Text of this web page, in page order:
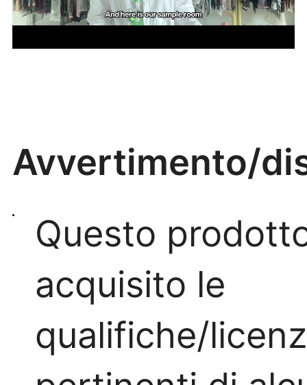
Avvertimento/
Questo
acquisito le
qualifiche/